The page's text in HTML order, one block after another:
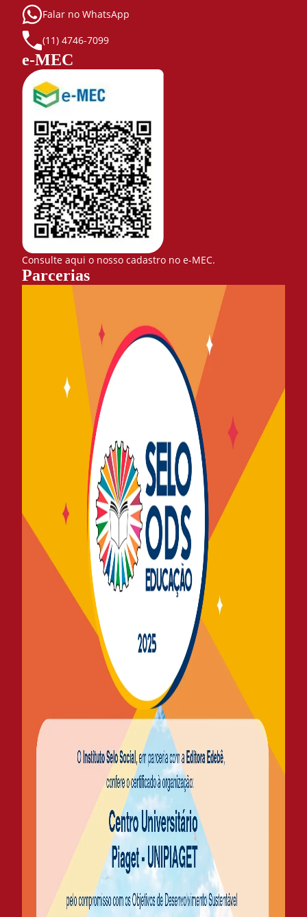
Falar no WhatsApp
(11) 4746-7099
e-MEC
Consulte aqui o nosso cadastro no e-MEC.
Parcerias